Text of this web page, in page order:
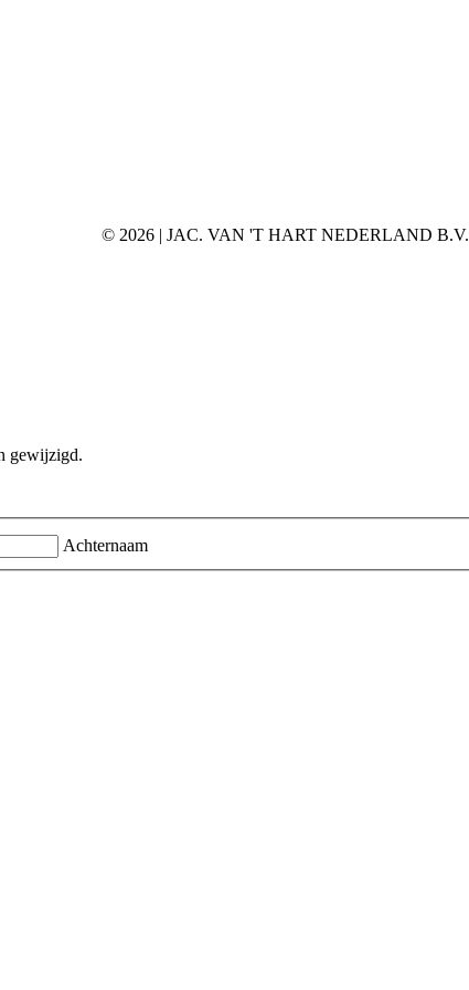
© 2026 | JAC. VAN 'T HART NEDERLAND B.V.
gewijzigd.
Achternaam